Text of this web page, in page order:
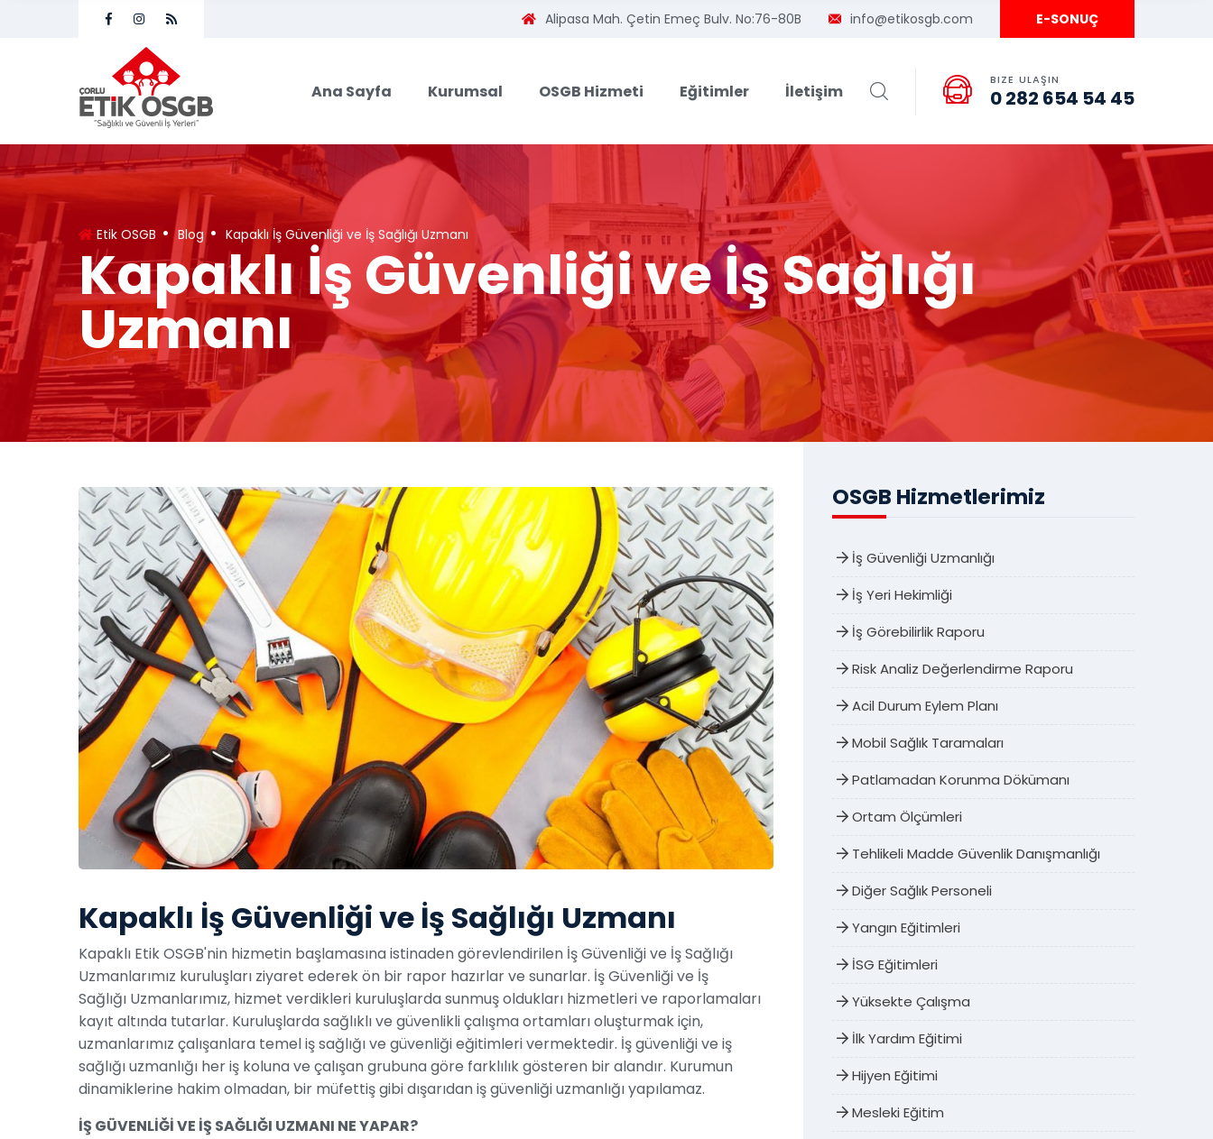
Alipasa Mah. Çetin Emeç Bulv. No:76-80B info@etikosgb.com E-SONUÇ
Ana Sayfa Kurumsal OSGB Hizmeti Eğitimler İletişim
BIZE ULAŞIN
0 282 654 54 45
Etik OSGB Blog Kapaklı İş Güvenliği ve İş Sağlığı Uzmanı
Kapaklı İş Güvenliği ve İş Sağlığı
Uzmanı
Kapaklı İş Güvenliği ve İş Sağlığı Uzmanı
Kapaklı Etik OSGB'nin hizmetin başlamasına istinaden görevlendirilen İş Güvenliği ve İş Sağlığı
Uzmanlarımız kuruluşları ziyaret ederek ön bir rapor hazırlar ve sunarlar. İş Güvenliği ve İş
Sağlığı Uzmanlarımız, hizmet verdikleri kuruluşlarda sunmuş oldukları hizmetleri ve raporlamaları
kayıt altında tutarlar. Kuruluşlarda sağlıklı ve güvenlikli çalışma ortamları oluşturmak için,
uzmanlarımız çalışanlara temel iş sağlığı ve güvenliği eğitimleri vermektedir. İş güvenliği ve iş
sağlığı uzmanlığı her iş koluna ve çalışan grubuna göre farklılık gösteren bir alandır. Kurumun
dinamiklerine hakim olmadan, bir müfettiş gibi dışarıdan iş güvenliği uzmanlığı yapılamaz.
İŞ GÜVENLİĞİ VE İŞ SAĞLIĞI UZMANI NE YAPAR?
OSGB Hizmetlerimiz
İş Güvenliği Uzmanlığı
İş Yeri Hekimliği
İş Görebilirlik Raporu
Risk Analiz Değerlendirme Raporu
Acil Durum Eylem Planı
Mobil Sağlık Taramaları
Patlamadan Korunma Dökümanı
Ortam Ölçümleri
Tehlikeli Madde Güvenlik Danışmanlığı
Diğer Sağlık Personeli
Yangın Eğitimleri
İSG Eğitimleri
Yüksekte Çalışma
İlk Yardım Eğitimi
Hijyen Eğitimi
Mesleki Eğitim